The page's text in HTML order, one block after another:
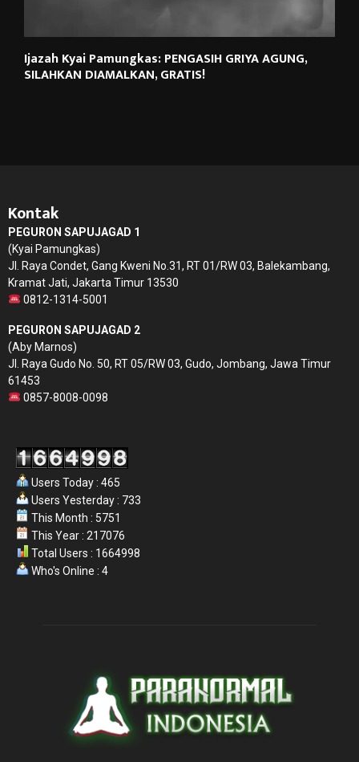
Ijazah Kyai Pamungkas: PENGASIH GRIYA AGUNG,
SILAHKAN DIAMALKAN, GRATIS!
Kontak
PEGURON SAPUJAGAD 1
(Kyai Pamungkas)
Jl. Raya Condet, Gang Kweni No.31, RT 01/RW 03, Balekambang,
Kramat Jati, Jakarta Timur 13530
0812-1314-5001
PEGURON SAPUJAGAD 2
(Aby Marnos)
Jl. Raya Gudo No. 50, RT 05/RW 03, Gudo, Jombang, Jawa Timur
61453
0857-8008-0098
Users Today : 465
Users Yesterday : 733
This Month : 5751
This Year : 217076
Total Users : 1664998
Who's Online : 4